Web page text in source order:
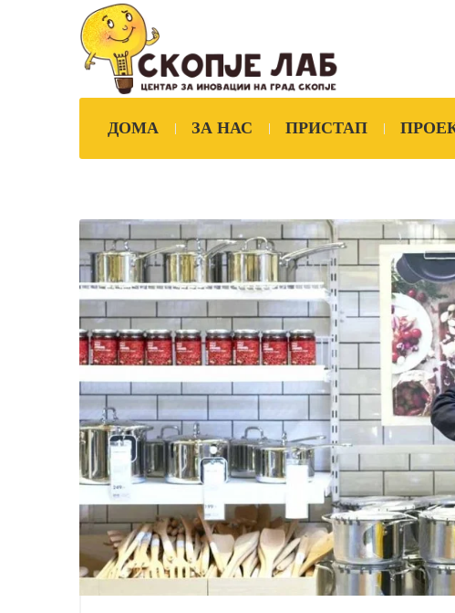
ДОМА ЗА НАС ПРИСТАП